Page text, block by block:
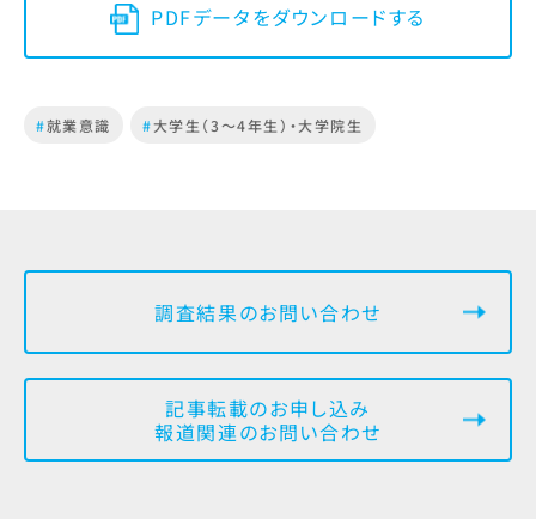
PDFデータをダウンロードする
#就業意識 #大学生（3～4年生）・大学院生
調査結果のお問い合わせ
記事転載のお申し込み
報道関連のお問い合わせ